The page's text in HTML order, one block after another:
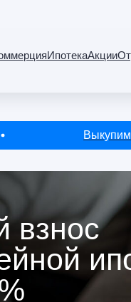
ИпотекаАкции
Выкупим
взнос